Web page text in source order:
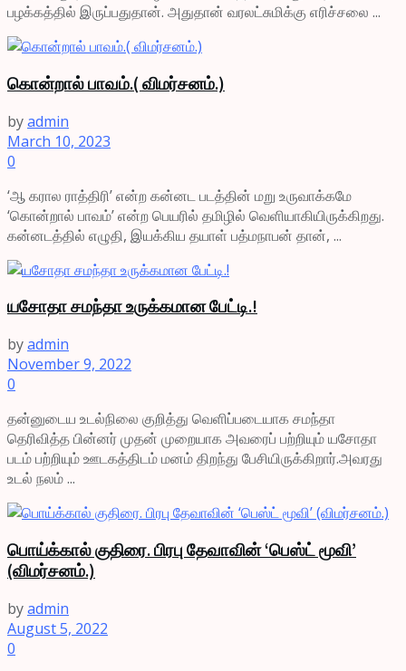
பழக்கத்தில் இருப்பதுதான். அதுதான் வரலட்சுமிக்கு எரிச்சலை ...
கொன்றால் பாவம்.( விமர்சனம்.)
byadmin
March 10, 2023
0
‘ஆ கரால ராத்திரி’ என்ற கன்னட படத்தின் மறு உருவாக்கமே
‘கொன்றால் பாவம்’ என்ற பெயரில் தமிழில் வெளியாகியிருக்கிறது.
கன்னடத்தில் எழுதி, இயக்கிய தயாள் பத்மநாபன் தான், ...
யசோதா சமந்தா உருக்கமான பேட்டி.!
byadmin
November 9, 2022
0
தன்னுடைய உடல்நிலை குறித்து வெளிப்படையாக சமந்தா
தெரிவித்த பின்னர் முதன் முறையாக அவரைப் பற்றியும் யசோதா
படம் பற்றியும் ஊடகத்திடம் மனம் திறந்து பேசியிருக்கிறார்.அவரது
உடல் நலம் ...
பொய்க்கால் குதிரை. பிரபு தேவாவின் ‘பெஸ்ட் மூவி’
(விமர்சனம்.)
byadmin
August 5, 2022
0